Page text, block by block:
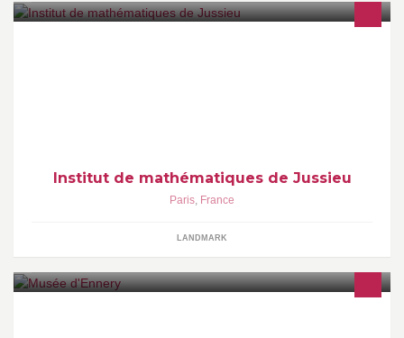
Institut de mathématiques de Jussieu
Paris, France
LANDMARK